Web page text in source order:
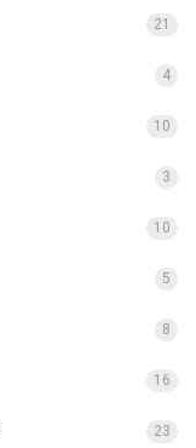
21
4
10
3
10
5
8
16
23